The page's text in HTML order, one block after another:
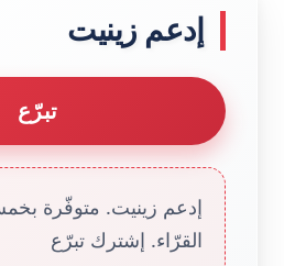
إدعم زينيت
تبرّع
إدعم زينيت. متوفّرة
القرّاء. إشترك تبرّع